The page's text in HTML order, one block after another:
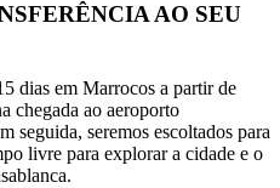
AO SEU
dias em Marrocos a partir de
chegada ao aeroporto
seguida, seremos escoltados para
livre para explorar a cidade e o